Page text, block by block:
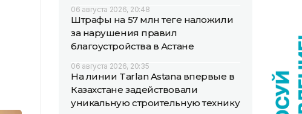
06 августа 2026, 20:48
Штрафы на 57 млн теңге наложили
за нарушения правил
благоустройства в Астане
06 августа 2026, 20:35
На линии Tarlan Astana впервые в
Казахстане задействовали
уникальную строительную технику